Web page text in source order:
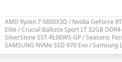
AMD Ryzen 7 5800X3D / Nvidia GeForce
Elite / Crucial Ballistix Sport LT 32GB
SilverStone SST-RL06WS-GP / Seasonic
SAMSUNG NVMe SSD 970 Evo / Samsung